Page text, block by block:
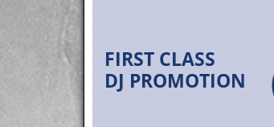
FIRST CLASS
DJ PROMOTION